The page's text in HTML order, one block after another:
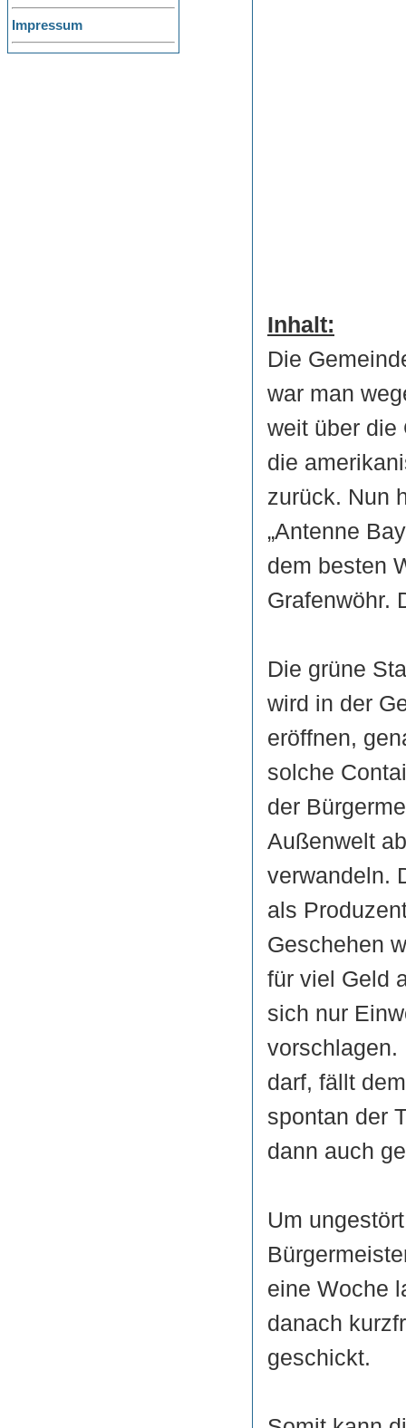
Impressum
Inhalt:
Die
war man
weit über die
die
zurück. Nun
„Antenne
dem besten
Grafenwöhr.
Die grüne
wird in der
eröffnen,
solche
der
Außenwelt
verwandeln.
als
Geschehen
für viel Geld
sich nur
vorschlagen.
darf, fällt
spontan der
dann auch
Um
eine Woche
danach
geschickt.